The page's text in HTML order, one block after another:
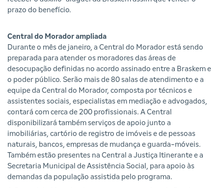
prazo do benefício.
Central do Morador ampliada
Durante o mês de janeiro, a Central do Morador está sendo
preparada para atender os moradores das áreas de
desocupação definidas no acordo assinado entre a Braskem e
o poder público. Serão mais de 80 salas de atendimento e a
equipe da Central do Morador, composta por técnicos e
assistentes sociais, especialistas em mediação e advogados,
contará com cerca de 200 profissionais. A Central
disponibilizará também serviços de apoio junto a
imobiliárias, cartório de registro de imóveis e de pessoas
naturais, bancos, empresas de mudança e guarda-móveis.
Também estão presentes na Central a Justiça Itinerante e a
Secretaria Municipal de Assistência Social, para apoio às
demandas da população assistida pelo programa.